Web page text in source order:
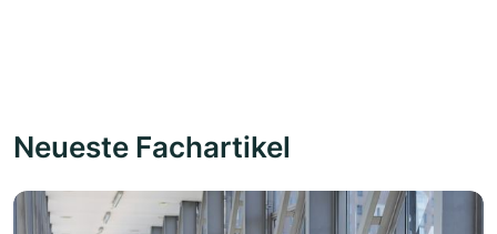
Neueste Fachartikel